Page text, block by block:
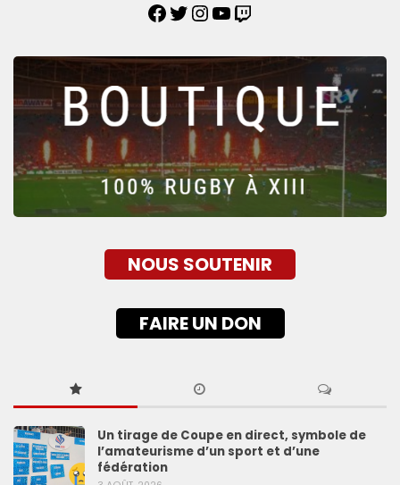
NOUS SOUTENIR
FAIRE UN DON
Un tirage de Coupe en direct, symbole de
l’amateurisme d’un sport et d’une
fédération